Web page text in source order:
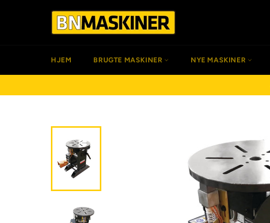
HJEM BRUGTE MASKINER NYE MASKINER